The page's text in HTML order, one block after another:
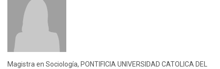
Magistra en Sociología, PONTIFICIA UNIVERSIDAD CATOLICA DEL